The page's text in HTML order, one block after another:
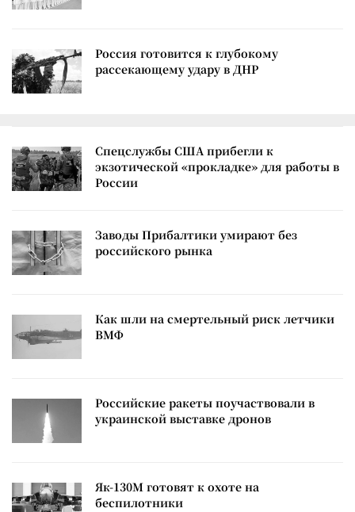
Россия готовится к глубокому
рассекающему удару в ДНР
Спецслужбы США прибегли к
экзотической «прокладке» для работы в
России
Заводы Прибалтики умирают без
российского рынка
Как шли на смертельный риск летчики
ВМФ
Российские ракеты поучаствовали в
украинской выставке дронов
Як-130М готовят к охоте на
беспилотники